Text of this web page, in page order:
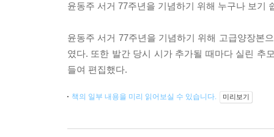
윤동주 서거 77주년을 기념하기 위해 누구나 보기
윤동주 서거 77주년을 기념하기 위해 고급양장본
였다. 또한 발간 당시 시가 추가될 때마다 실린 추
들여 편집했다.
책의 일부 내용을 미리 읽어보실 수 있습니다. 미리보기